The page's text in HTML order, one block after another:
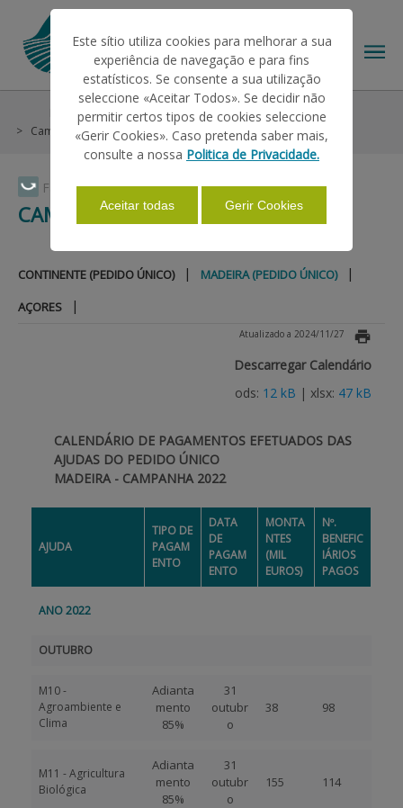
Faça Swipe para ver o menu
AJUDAS/APOIOS
INFORMAÇÕES
ESTATÍSTICAS
APOIO AO BENEFICIÁRIO
Entrar / Registar
Pagamentos
Calendários de Pagamentos Efetuados
Campanha 2022
Madeira (Pedido Único)
CAMPANHA 2022
CONTINENTE (PEDIDO ÚNICO) | MADEIRA (PEDIDO ÚNICO) |
AÇORES |
Atualizado a 2024/11/27
Descarregar Calendário
ods: 12 kB | xlsx: 47 kB
CALENDÁRIO DE PAGAMENTOS EFETUADOS DAS
AJUDAS DO PEDIDO ÚNICO
MADEIRA - CAMPANHA 2022
AJUDA
TIPO DE
PAGAM
ENTO
DATA
DE
PAGAM
ENTO
MONTA
NTES
(MIL
EUROS)
Nº.
BENEFIC
IÁRIOS
PAGOS
ANO 2022
OUTUBRO
M10 -
Agroambiente e
Clima
Adianta
mento
85%
31
outubr
o
38 98
M11 - Agricultura
Biológica
Adianta
mento
85%
31
outubr
o
155 114
Este sítio utiliza cookies para melhorar a sua
experiência de navegação e para fins
estatísticos. Se consente a sua utilização
seleccione «Aceitar Todos». Se decidir não
permitir certos tipos de cookies seleccione
«Gerir Cookies». Caso pretenda saber mais,
consulte a nossa Politica de Privacidade.
Aceitar todas Gerir Cookies